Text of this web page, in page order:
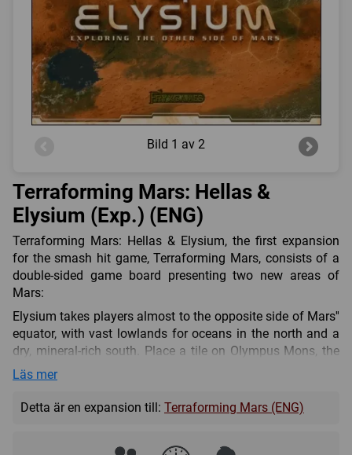
Bild 1 av 2
Terraforming Mars: Hellas &
Elysium (Exp.) (ENG)
Terraforming Mars: Hellas & Elysium, the first expansion
for the smash hit game, Terraforming Mars, consists of a
double-sided game board presenting two new areas of
Mars:
Elysium takes players almost to the opposite side of Mars''
equator, with vast lowlands for oceans in the north and a
dry, mineral-rich south. Place a tile on Olympus Mons, the
highest peak in the solar system, to gain three free cards!
the enormous seven-hex Hellas crater that just begs to
new placement bonuses in the form of heat and possibly
Läs mer
Detta är en expansion till: Terraforming Mars (ENG)